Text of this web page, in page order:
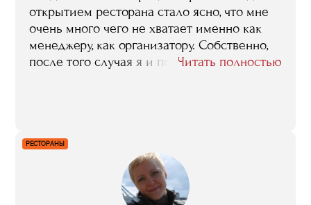
открытием ресторана стало ясно, что мне
очень много чего не хватает именно как
менеджеру, как организатору. Собственно,
после того случая я и пошел учится в RMA,
Читать полностью
РЕСТОРАНЫ